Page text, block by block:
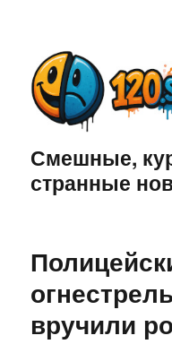
Смешные,
странные
вручили